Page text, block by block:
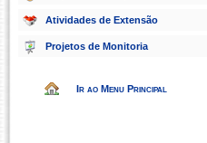
Atividades de Extensão
Projetos de Monitoria
Ir ao Menu Principal